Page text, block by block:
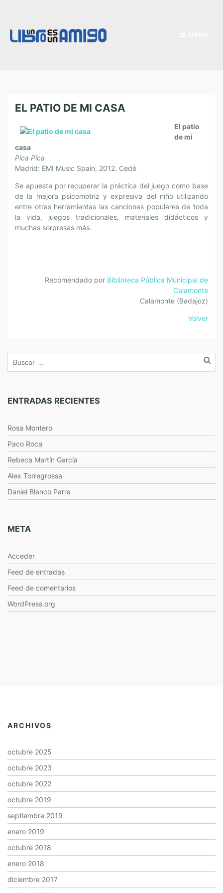
EL PATIO DE MI CASA
El patio
de mi
casa
Pica Pica
Madrid: EMI Music Spain, 2012. Cedé
Se apuesta por recuperar la práctica del juego como base
de la mejora psicomotriz y expresiva del niño utilizando
entre otras herramientas las canciones populares de toda
la vida, juegos tradicionales, materiales didácticos y
muchas sorpresas más.
Recomendado por Biblioteca Pública Municipal de
Calamonte
Calamonte (Badajoz)
Volver
ENTRADAS RECIENTES
Rosa Montero
Paco Roca
Rebeca Martín García
Alex Torregrossa
Daniel Blanco Parra
META
Acceder
Feed de entradas
Feed de comentarios
WordPress.org
ARCHIVOS
octubre 2025
octubre 2023
octubre 2022
octubre 2019
septiembre 2019
enero 2019
octubre 2018
enero 2018
diciembre 2017